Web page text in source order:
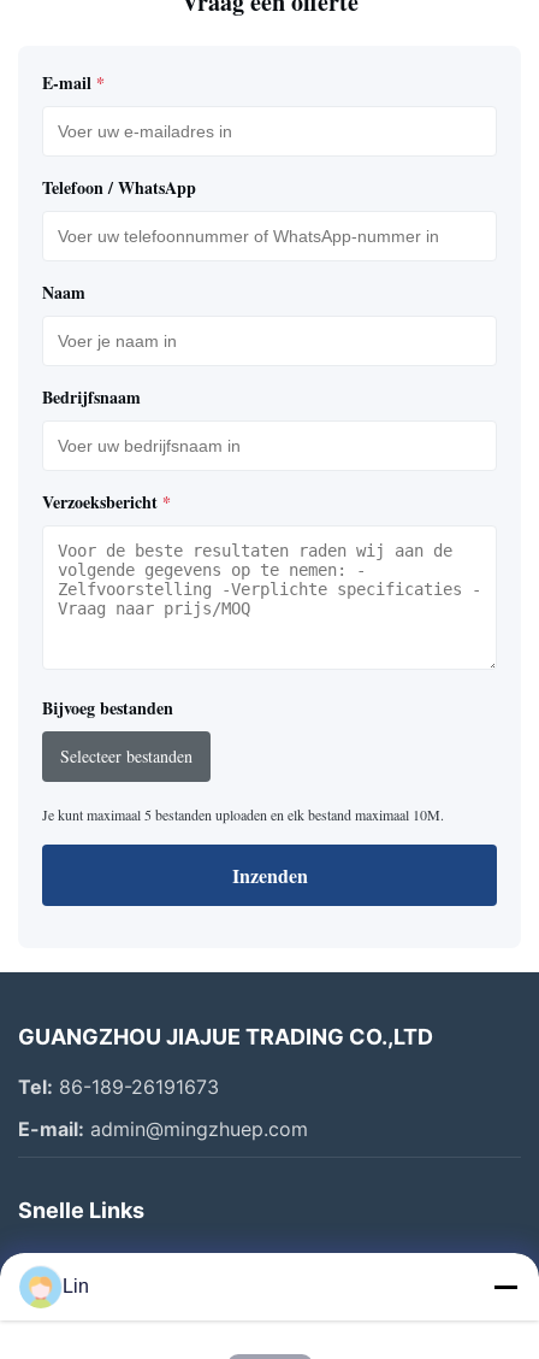
E-mail *
Telefoon / WhatsApp
Naam
Bedrijfsnaam
Verzoeksbericht *
Bijvoeg bestanden
Selecteer bestanden
Je kunt maximaal 5 bestanden uploaden en elk bestand maximaal 10M.
Inzenden
GUANGZHOU JIAJUE TRADING CO.,LTD
Tel: 86-189-26191673
E-mail: admin@mingzhuep.com
Snelle Links
Thuis
Producten
Lin